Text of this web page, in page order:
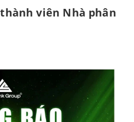
viên Nhà phân